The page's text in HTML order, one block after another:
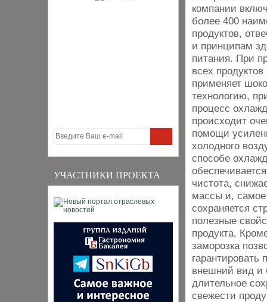
УЧАСТНИКИ ПРОЕКТА
компании
более 400
продуктов,
и принципам
питания. При
всех
применяет
технологию,
процесс
происходит
помощи
холодного
способе
чистота,
массы и, самое
сохраняется
полезные
продукта.
заморозка
гарантировать
внешний вид и
длительное
свежести